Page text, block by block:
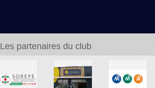
Les partenaires du club